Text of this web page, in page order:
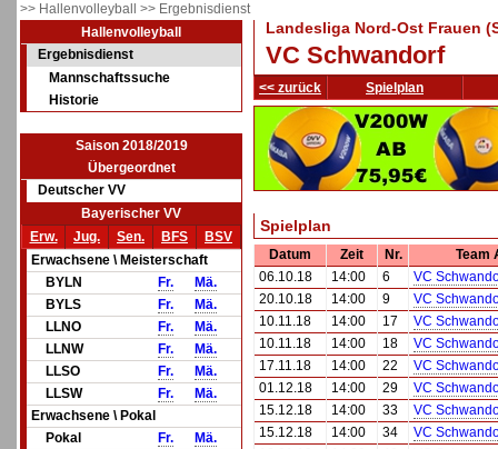
>> Hallenvolleyball >> Ergebnisdienst
Hallenvolleyball
Ergebnisdienst
Mannschaftssuche
Historie
Saison 2018/2019
Übergeordnet
Deutscher VV
Bayerischer VV
Erw.
Jug. Sen. BFS
BSV
Erwachsene \ Meisterschaft
BYLN
Fr.
Mä.
BYLS
Fr.
Mä.
LLNO
Fr.
Mä.
LLNW
Fr.
Mä.
LLSO
Fr.
Mä.
LLSW
Fr.
Mä.
Erwachsene \ Pokal
Pokal
Fr.
Mä.
Landesliga Nord-Ost Frauen
VC Schwandorf
<< zurück Spielplan
Spielplan
Datum Zeit Nr.
Team
06.10.18
14:00 6
VC
20.10.18
14:00 9
VC
10.11.18
14:00 17
VC
10.11.18
14:00 18
VC
17.11.18
14:00 22
VC
01.12.18
14:00 29
VC
15.12.18
14:00 33
VC
15.12.18
14:00 34
VC